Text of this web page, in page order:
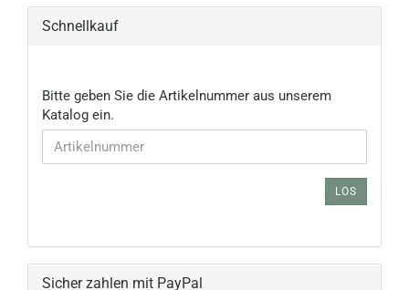
Schnellkauf
BITTE
GEBEN
SIE
DIE
EIN.
Bitte geben Sie die Artikelnummer aus unserem
Katalog ein.
LOS
Sicher zahlen mit PayPal